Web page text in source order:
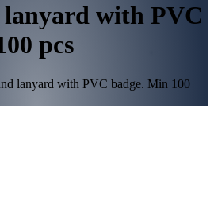
with PVC
pcs
lanyard with PVC badge. Min 100